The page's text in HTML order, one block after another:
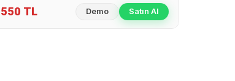
550 TL Demo Satın Al